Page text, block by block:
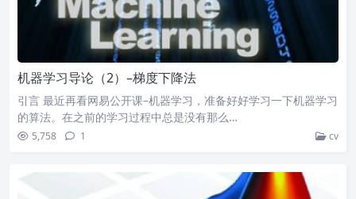
机器学习导论（2）–梯度下降法
引言 最近再看网易公开课–机器学习，准备好好学习一下机器学习
的算法。在之前的学习过程中总是没有那么…
5,758 1 cv